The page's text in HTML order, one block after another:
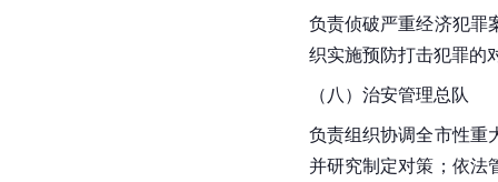
负责侦破严重经济犯罪
织实施预防打击犯罪的
（八）治安管理总队
负责组织协调全市性重
并研究制定对策；依法